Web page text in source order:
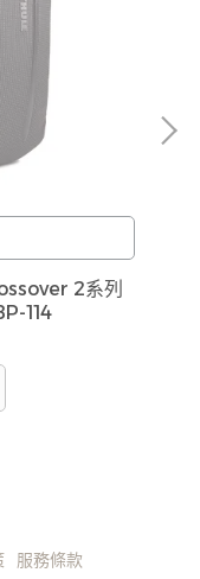
有下單後缺貨
更換商品，如
成不便尚請見
洽詢客服。
2系列
114
服務條款